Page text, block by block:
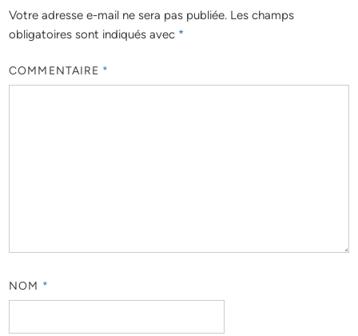
Votre adresse e-mail ne sera pas publiée. Les champs
obligatoires sont indiqués avec *
COMMENTAIRE *
NOM *